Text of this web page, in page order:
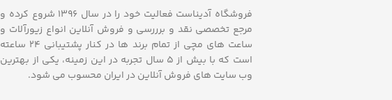
فروشگاه آدیناست فعالیت خود را در سال ۱۳۹۶ شروع کرده و
مرجع تخصصی نقد و برررسی و فروش آنلاین انواع زیورآلات و
ساعت های مچی از تمام برند ها در کنار پشتیبانی ۲۴ ساعته
است که با بیش از 5 سال تجربه در این زمینه، یکی از بهترین
وب سایت های فروش آنلاین در ایران محسوب می شود.